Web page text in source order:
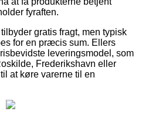
fyraften.
gratis fragt, men typisk
for en præcis sum. Ellers
leveringsmodel, som
Frederikshavn eller
at køre varerne til en